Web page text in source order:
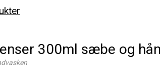
300ml sæbe og